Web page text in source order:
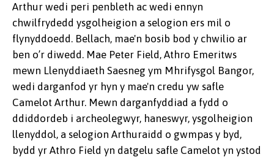
Arthur wedi peri penbleth ac wedi ennyn
chwilfrydedd ysgolheigion a selogion ers mil o
flynyddoedd. Bellach, mae'n bosib bod y chwilio ar
ben o’r diwedd. Mae Peter Field, Athro Emeritws
mewn Llenyddiaeth Saesneg ym Mhrifysgol Bangor,
wedi darganfod yr hyn y mae'n credu yw safle
Camelot Arthur. Mewn darganfyddiad a fydd o
ddiddordeb i archeolegwyr, haneswyr, ysgolheigion
llenyddol, a selogion Arthuraidd o gwmpas y byd,
bydd yr Athro Field yn datgelu safle Camelot yn ystod